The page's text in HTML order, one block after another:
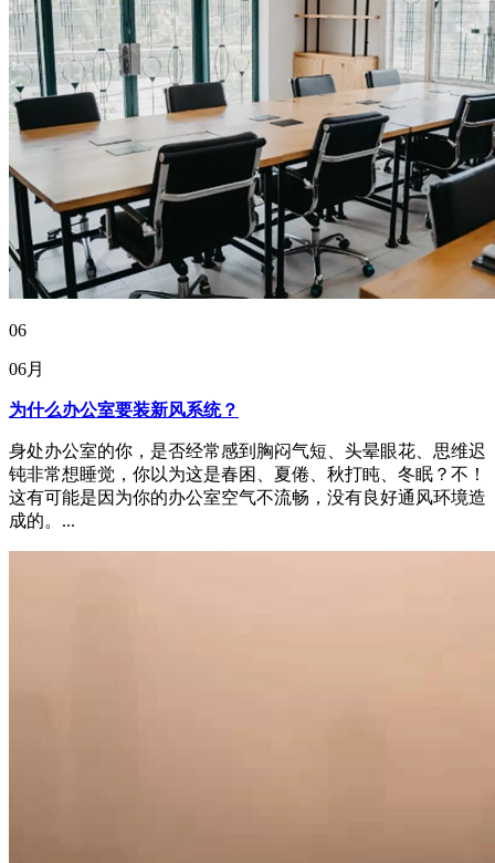
06
06月
为什么办公室要装新风系统？
身处办公室的你，是否经常感到胸闷气短、头晕眼花、思维迟
钝非常想睡觉，你以为这是春困、夏倦、秋打盹、冬眠？不！
这有可能是因为你的办公室空气不流畅，没有良好通风环境造
成的。...